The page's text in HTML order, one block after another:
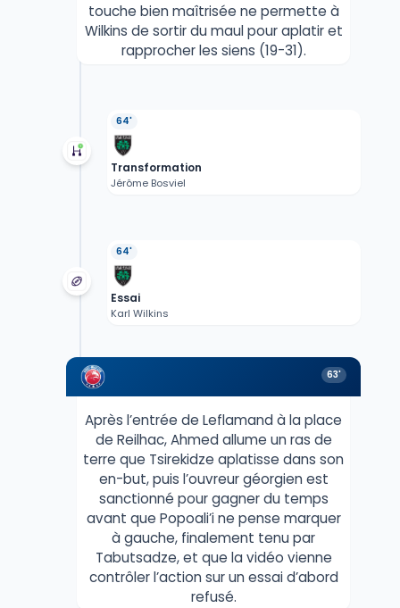
touche bien maîtrisée ne permette à
Wilkins de sortir du maul pour aplatir et
rapprocher les siens (19-31).
64'
Transformation
Jérôme Bosviel
64'
Essai
Karl Wilkins
63'
Après l’entrée de Leflamand à la place
de Reilhac, Ahmed allume un ras de
terre que Tsirekidze aplatisse dans son
en-but, puis l’ouvreur géorgien est
sanctionné pour gagner du temps
avant que Popoali’i ne pense marquer
à gauche, finalement tenu par
Tabutsadze, et que la vidéo vienne
contrôler l’action sur un essai d’abord
refusé.